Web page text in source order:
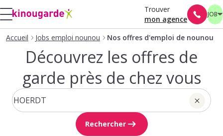
Trouver
mon agence
JOB
Accueil Jobs emploi nounou Nos offres d'emploi de nounou
Découvrez les offres de
garde près de chez vous
Rechercher